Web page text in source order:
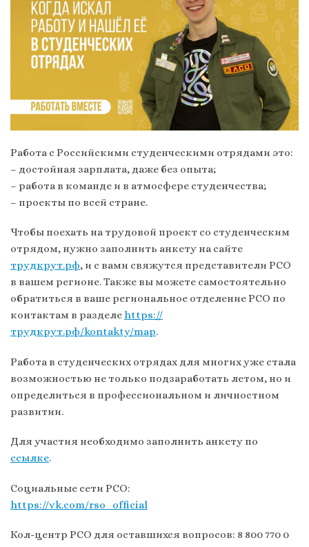
Работа с Российскими студенческими отрядами это:
– достойная зарплата, даже без опыта;
– работа в команде и в атмосфере студенчества;
– проекты по всей стране.
Чтобы поехать на трудовой проект со студенческим
отрядом, нужно заполнить анкету на сайте
трудкрут.рф, и с вами свяжутся представители РСО
в вашем регионе. Также вы можете самостоятельно
обратиться в ваше региональное отделение РСО по
контактам в разделе https://
трудкрут.рф/kontakty/map.
Работа в студенческих отрядах для многих уже стала
возможностью не только подзаработать летом, но и
определиться в профессиональном и личностном
развитии.
Для участия необходимо заполнить анкету по
ссылке.
Социальные сети РСО:
https://vk.com/rso_official
Кол-центр РСО для оставшихся вопросов: 8 800 770 0